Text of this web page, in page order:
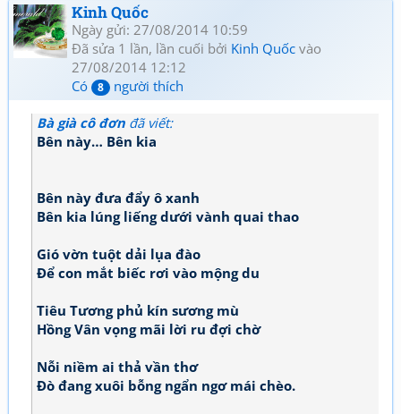
Kinh Quốc
Ngày gửi: 27/08/2014 10:59
Đã sửa 1 lần, lần cuối bởi Kinh Quốc vào
27/08/2014 12:12
Có
8 người thích
Bà già cô đơn đã viết:
Bên này… Bên kia
Bên này đưa đẩy ô xanh
Bên kia lúng liếng dưới vành quai thao
Gió vờn tuột dải lụa đào
Để con mắt biếc rơi vào mộng du
Tiêu Tương phủ kín sương mù
Hồng Vân vọng mãi lời ru đợi chờ
Nỗi niềm ai thả vần thơ
Đò đang xuôi bỗng ngẩn ngơ mái chèo.